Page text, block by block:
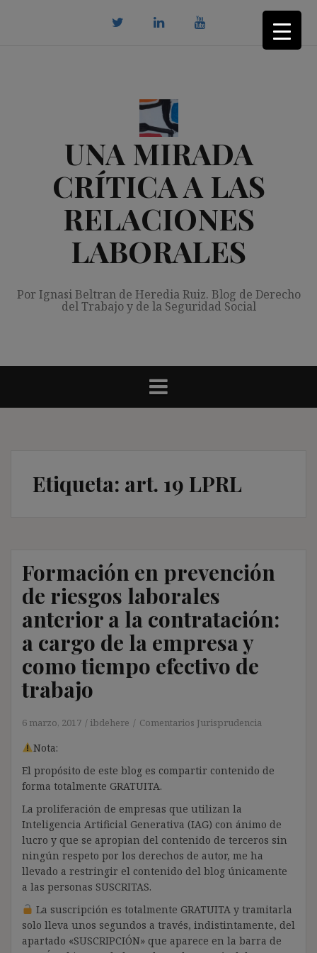
UNA MIRADA
CRÍTICA A LAS
RELACIONES
LABORALES
Por Ignasi Beltran de Heredia Ruiz. Blog de Derecho
del Trabajo y de la Seguridad Social
Etiqueta: art. 19 LPRL
Formación en prevención
de riesgos laborales
anterior a la contratación:
a cargo de la empresa y
como tiempo efectivo de
trabajo
6 marzo, 2017 ibdehere Comentarios Jurisprudencia
Nota:
El propósito de este blog es compartir contenido de
forma totalmente GRATUITA.
La proliferación de empresas que utilizan la
Inteligencia Artificial Generativa (IAG) con ánimo de
lucro y que se apropian del contenido de terceros sin
ningún respeto por los derechos de autor, me ha
llevado a restringir el contenido del blog únicamente
a las personas SUSCRITAS.
La suscripción es totalmente GRATUITA y tramitarla
solo lleva unos segundos a través, indistintamente, del
apartado «SUSCRIPCIÓN» que aparece en la barra de